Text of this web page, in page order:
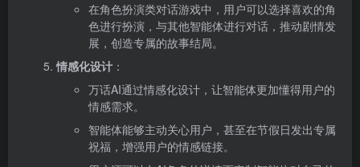
在角色扮演类对话游戏中，用户可以选择喜欢的角
色进行扮演，与其他智能体进行对话，推动剧情发
展，创造专属的故事结局。
情感化设计 ：
万话AI通过情感化设计，让智能体更加懂得用户的
情感需求。
智能体能够主动关心用户，甚至在节假日发出专属
祝福，增强用户的情感链接。